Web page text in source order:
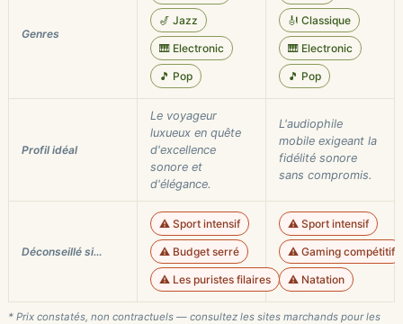
Genres
🎷 Jazz
🎹 Electronic
🎵 Pop
🎻 Classique
🎹 Electronic
🎵 Pop
Profil idéal
Le voyageur
luxueux en quête
d'excellence
sonore et
d'élégance.
L'audiophile
mobile exigeant la
fidélité sonore
sans compromis.
Déconseillé si…
⚠️ Sport intensif
⚠️ Budget serré
⚠️ Les puristes filaires
⚠️ Sport intensif
⚠️ Gaming compétitif
⚠️ Natation
* Prix constatés, non contractuels — consultez les sites marchands pour les